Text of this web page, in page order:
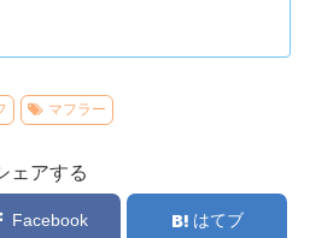
マフラー
ェアする
Facebook はてブ